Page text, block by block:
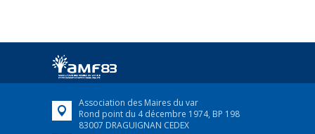
Association des Maires du var
Rond point du 4 décembre 1974, BP 198
83007 DRAGUIGNAN CEDEX